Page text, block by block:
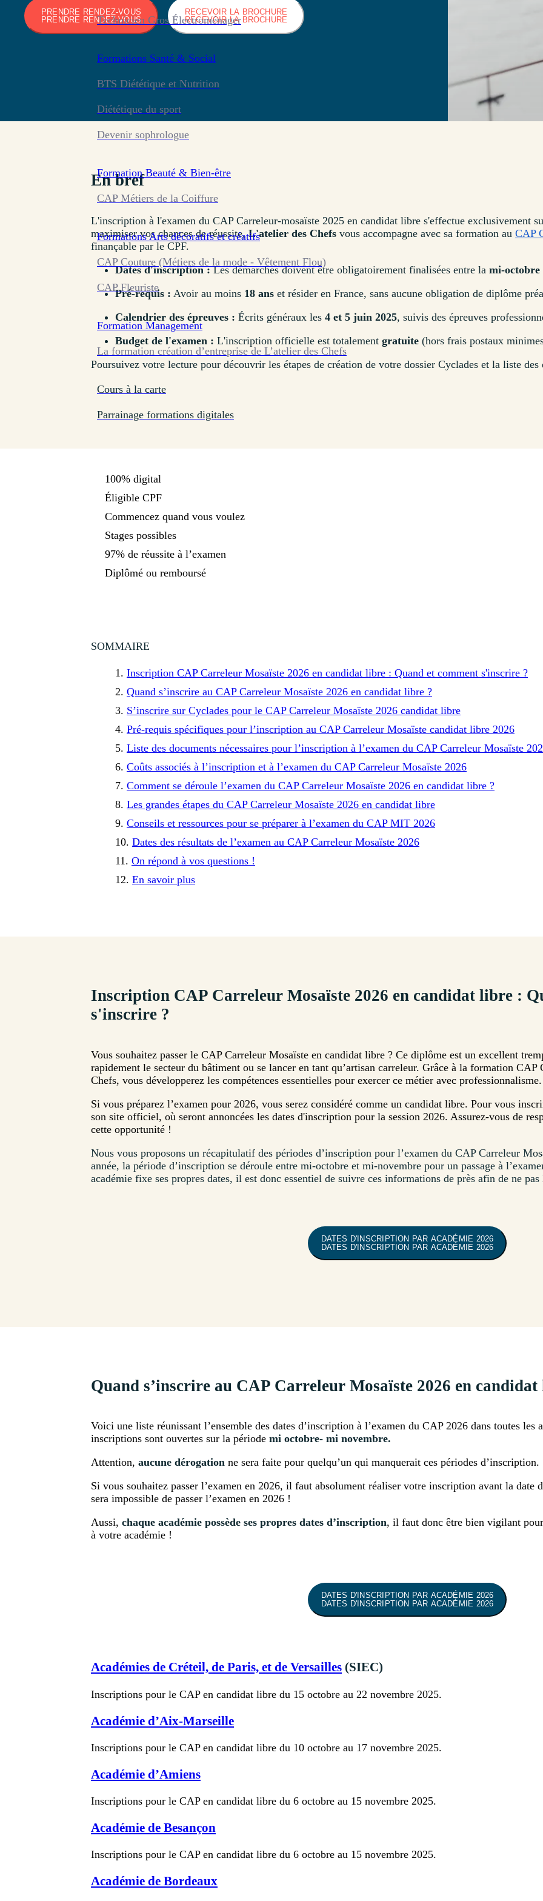
Technicien Gros Électroménager
Formations Santé & Social
BTS Diététique et Nutrition
Diététique du sport
Devenir sophrologue
Formation Beauté & Bien-être
CAP Métiers de la Coiffure
Formations Arts décoratifs et créatifs
CAP Couture (Métiers de la mode - Vêtement Flou)
CAP Fleuriste
Formation Management
La formation création d’entreprise de L’atelier des Chefs
Cours à la carte
Parrainage formations digitales
PRENDRE RENDEZ-VOUS
PRENDRE RENDEZ-VOUS
RECEVOIR LA BROCHURE
RECEVOIR LA BROCHURE
En bref
L'inscription à l'examen du CAP Carreleur-mosaïste 2025 en candidat libre s'effectue exclusivement
maximiser vos chances de réussite,L'atelier des Chefs vous accompagne avec sa formation au CAP
finançable par le CPF.
Dates d'inscription :Les démarches doivent être obligatoirement finalisées entre la mi-octobre
Pré-requis : Avoir au moins 18 ans et résider en France, sans aucune obligation de diplôme
Calendrier des épreuves : Écrits généraux les 4 et 5 juin 2025, suivis des épreuves
Budget de l'examen : L'inscription officielle est totalement gratuite (hors frais postaux
Poursuivez votre lecture pour découvrir les étapes de création de votre dossier Cyclades et la liste
100% digital
Éligible CPF
Commencez quand vous voulez
Stages possibles
97% de réussite à l’examen
Diplômé ou remboursé
SOMMAIRE
Inscription CAP Carreleur Mosaïste 2026 en candidat libre : Quand et comment s'inscrire ?
Quand s’inscrire au CAP Carreleur Mosaïste 2026 en candidat libre ?
S’inscrire sur Cyclades pour le CAP Carreleur Mosaïste 2026 candidat libre
Pré-requis spécifiques pour l’inscription au CAP Carreleur Mosaïste candidat libre 2026
Liste des documents nécessaires pour l’inscription à l’examen du CAP Carreleur Mosaïste
Coûts associés à l’inscription et à l’examen du CAP Carreleur Mosaïste 2026
Comment se déroule l’examen du CAP Carreleur Mosaïste 2026 en candidat libre ?
Les grandes étapes du CAP Carreleur Mosaïste 2026 en candidat libre
Conseils et ressources pour se préparer à l’examen du CAP MIT 2026
Dates des résultats de l’examen au CAP Carreleur Mosaïste 2026
On répond à vos questions !
En savoir plus
Inscription CAP Carreleur Mosaïste 2026 en candidat libre :
s'inscrire ?
Vous souhaitez passer le CAP Carreleur Mosaïste en candidat libre ? Ce diplôme est un excellent
rapidement le secteur du bâtiment ou se lancer en tant qu’artisan carreleur. Grâce à la formation CAP
Chefs, vous développerez les compétences essentielles pour exercer ce métier avec professionnalisme.
Si vous préparez l’examen pour 2026, vous serez considéré comme un candidat libre. Pour vous
son site officiel, où seront annoncées les dates d'inscription pour la session 2026. Assurez-vous de
cette opportunité !
Nous vous proposons un récapitulatif des périodes d’inscription pour l’examen du CAP Carreleur
année, la période d’inscription se déroule entre mi-octobre et mi-novembre pour un passage à
académie fixe ses propres dates, il est donc essentiel de suivre ces informations de près afin de ne pas
DATES D'INSCRIPTION PAR ACADÉMIE 2026
DATES D'INSCRIPTION PAR ACADÉMIE 2026
Quand s’inscrire au CAP Carreleur Mosaïste 2026 en
Voici une liste réunissant l’ensemble des dates d’inscription à l’examen du CAP 2026 dans toutes les
inscriptions sont ouvertes sur la période mi octobre- mi novembre.
Attention, aucune dérogation ne sera faite pour quelqu’un qui manquerait ces périodes d’inscription.
Si vous souhaitez passer l’examen en 2026, il faut absolument réaliser votre inscription avant la
sera impossible de passer l’examen en 2026 !
Aussi, chaque académie possède ses propres dates d’inscription, il faut donc être bien vigilant
à votre académie !
DATES D'INSCRIPTION PAR ACADÉMIE 2026
DATES D'INSCRIPTION PAR ACADÉMIE 2026
Académies de Créteil, de Paris, et de Versailles (SIEC)
Inscriptions pour le CAP en candidat libre du 15 octobre au 22 novembre 2025.
Académie d’Aix-Marseille
Inscriptions pour le CAP en candidat libre du 10 octobre au 17 novembre 2025.
Académie d’Amiens
Inscriptions pour le CAP en candidat libre du 6 octobre au 15 novembre 2025.
Académie de Besançon
Inscriptions pour le CAP en candidat libre du 6 octobre au 15 novembre 2025.
Académie de Bordeaux